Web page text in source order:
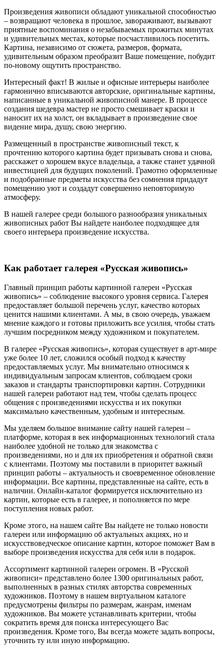
Произведения живописи обладают уникальной способностью
– возвращают человека в прошлое, завораживают, вызывают
приятные воспоминания о незабываемых прожитых минутах
и удивительных местах, которые посчастливилось посетить.
Картина, независимо от сюжета, размеров, формата,
удивительным образом преобразит Ваше помещение, побудит
по-новому ощутить пространство.
Интересный факт! В жилые и офисные интерьеры наиболее
гармонично вписываются авторские, оригинальные картины,
написанные в уникальной живописной манере. В процессе
создания шедевра мастер не просто смешивает краски и
наносит их на холст, он вкладывает в произведение свое
видение мира, душу, свою энергию.
Размещенный в пространстве живописный текст, к
прочтению которого картина будет призывать снова и снова,
расскажет о хорошем вкусе владельца, а также станет удачной
инвестицией для будущих поколений. Грамотно оформленные
и подобранные предметы искусства без сомнения придадут
помещению уют и создадут совершенно неповторимую
атмосферу.
В нашей галерее среди большого разнообразия уникальных
живописных работ Вы найдете наиболее подходящее для
своего интерьера произведение искусства.
Как работает галерея «Русская живопись»
Главный принцип работы картинной галереи «Русская
живопись» – соблюдение высокого уровня сервиса. Галерея
предоставляет большой перечень услуг, качество которых
ценится нашими клиентами. А мы, в свою очередь, уважаем
мнение каждого и готовы приложить все усилия, чтобы стать
лучшим посредником между художником и покупателем.
В галерее «Русская живопись», которая существует в арт-мире
уже более 10 лет, сложился особый подход к качеству
предоставляемых услуг. Мы внимательно относимся к
индивидуальным запросам клиентов, соблюдаем сроки
заказов и стандарты транспортировки картин. Сотрудники
нашей галереи работают над тем, чтобы сделать процесс
общения с произведениями искусства и их покупки
максимально качественным, удобным и интересным.
Мы уделяем большое внимание сайту нашей галереи –
платформе, которая в век информационных технологий стала
наиболее удобной не только для знакомства с
произведениями, но и для их приобретения и обратной связи
с клиентами. Поэтому мы поставили в приоритет важный
принцип работы – актуальность и своевременное обновление
информации. Все картины, представленные на сайте, есть в
наличии. Онлайн-каталог формируется исключительно из
картин, которые есть в галерее, и пополняется по мере
поступления новых работ.
Кроме этого, на нашем сайте Вы найдете не только новости
галереи или информацию об актуальных акциях, но и
искусствоведческое описание картин, которое поможет Вам в
выборе произведения искусства для себя или в подарок.
Ассортимент картинной галереи огромен. В «Русской
живописи» представлено более 1300 оригинальных работ,
выполненных в разных стилях авторства современных
художников. Поэтому в нашем виртуальном каталоге
предусмотрены фильтры по размерам, жанрам, именам
художников. Вы можете устанавливать критерии, чтобы
сократить время для поиска интересующего Вас
произведения. Кроме того, Вы всегда можете задать вопросы,
уточнить ту или иную информацию.